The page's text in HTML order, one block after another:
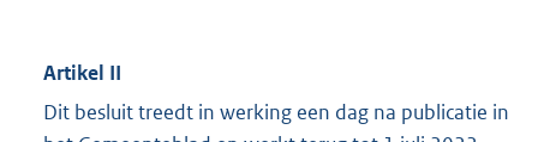
Artikel II
Dit besluit treedt in werking een dag na publicatie in